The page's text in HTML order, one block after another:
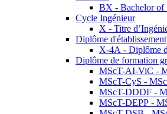
BX - Bachelor of
Cycle Ingénieur
X - Titre
Diplôme d'établissement
X-4A - Diplôme
Diplôme de formation
MScT-AI-ViC -
MScT-CyS -
MScT-DDDF -
MScT-DEPP -